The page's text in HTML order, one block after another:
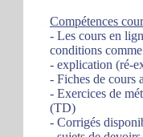
Compétences
- Les cours en
conditions
- explication (ré-
- Fiches de cours
- Exercices de
(TD)
- Corrigés